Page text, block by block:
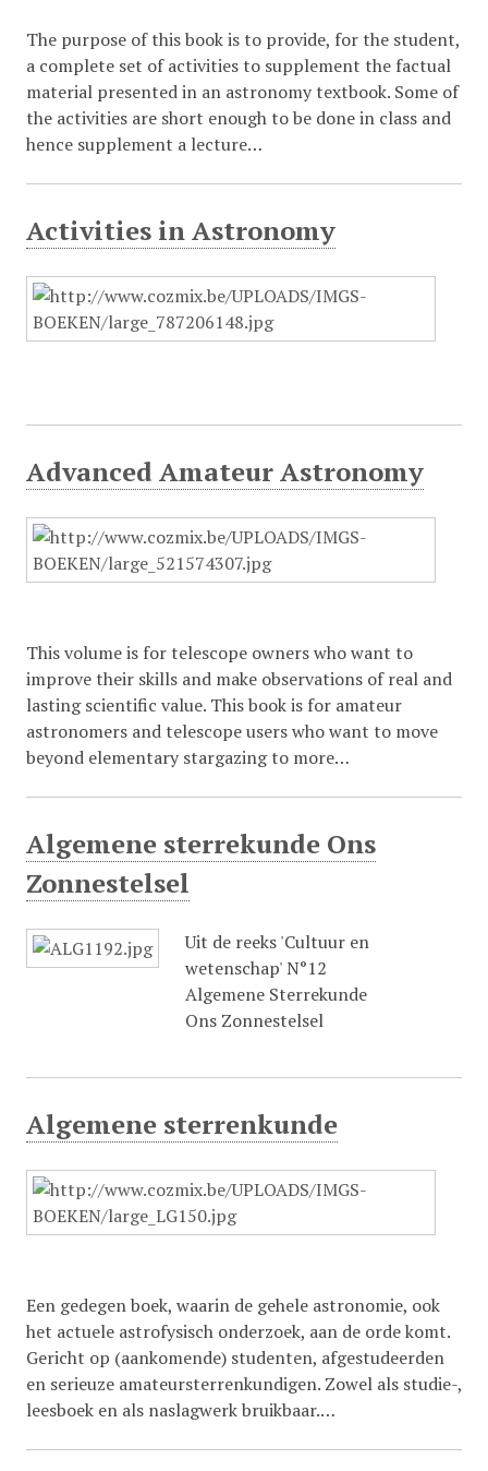
The purpose of this book is to provide, for the student,
a complete set of activities to supplement the factual
material presented in an astronomy textbook. Some of
the activities are short enough to be done in class and
hence supplement a lecture…
Activities in Astronomy
Advanced Amateur Astronomy
This volume is for telescope owners who want to
improve their skills and make observations of real and
lasting scientific value. This book is for amateur
astronomers and telescope users who want to move
beyond elementary stargazing to more…
Algemene sterrekunde Ons
Zonnestelsel
Uit de reeks 'Cultuur en
wetenschap' N°12
Algemene Sterrekunde
Ons Zonnestelsel
Algemene sterrenkunde
Een gedegen boek, waarin de gehele astronomie, ook
het actuele astrofysisch onderzoek, aan de orde komt.
Gericht op (aankomende) studenten, afgestudeerden
en serieuze amateursterrenkundigen. Zowel als studie-,
leesboek en als naslagwerk bruikbaar.…